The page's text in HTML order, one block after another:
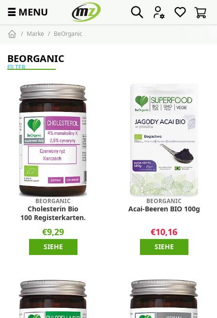
☰ MENU
Marke BeOrganic
BEORGANIC
FILTER
BEORGANIC
Cholesterin Bio
100 Registerkarten.
€9,29
SIEHE
BEORGANIC
Acai-Beeren BIO 100g
€10,16
SIEHE